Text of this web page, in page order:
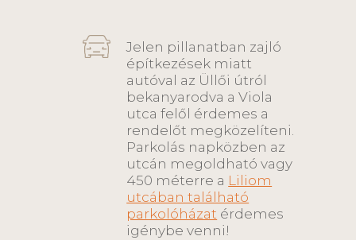
Jelen pillanatban zajló
építkezések miatt
autóval az Üllői útról
bekanyarodva a Viola
utca felől érdemes a
rendelőt megközelíteni.
Parkolás napközben az
utcán megoldható vagy
450 méterre a Liliom
utcában található
parkolóházat érdemes
igénybe venni!